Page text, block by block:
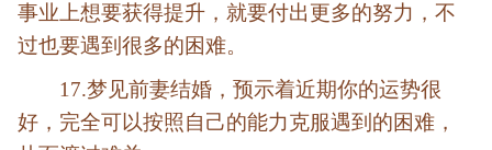
事业上想要获得提升，就要付出更多的努力，不
过也要遇到很多的困难。
17.梦见前妻结婚，预示着近期你的运势很
好，完全可以按照自己的能力克服遇到的困难，